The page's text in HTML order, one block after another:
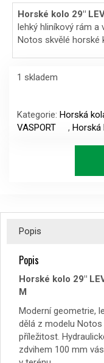
cena
byla: je:
Horské kolo 29″
lehký hliníkový rám a
Notos skvělé horské
1 skladem
kolo
29"
LEVIT
vel.M
Kategorie: Horská
VASPORT
, Horská
Popis
Popis
Horské kolo 29″
M
Moderní geometrie,
dělá z modelu
příležitost.
zdvihem 100 mm